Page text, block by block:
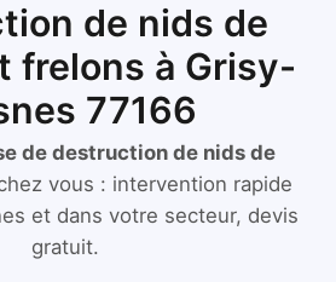
de nids de
frelons à Grisy-
77166
de destruction de nids de
vous : intervention rapide
et dans votre secteur, devis
gratuit.